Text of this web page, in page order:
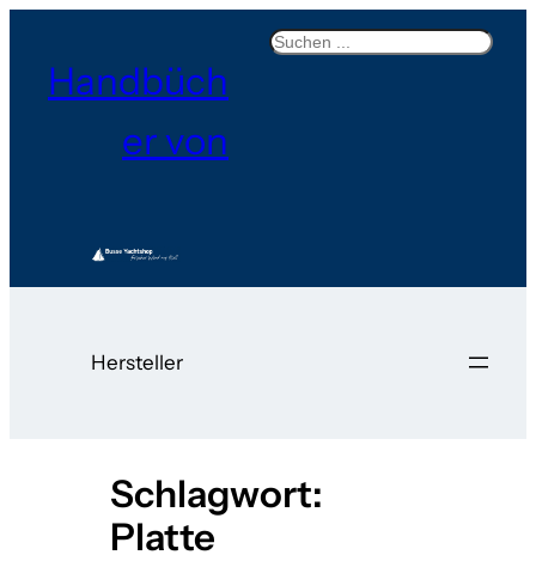
springen
Search
Handbüch
er von
Hersteller
Schlagwort:
Platte